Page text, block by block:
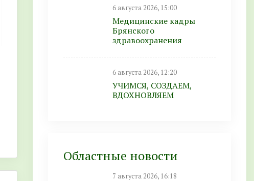
6 августа 2026, 15:00
Медицинские кадры
Брянского
здравоохранения
6 августа 2026, 12:20
УЧИМСЯ, СОЗДАЕМ,
ВДОХНОВЛЯЕМ
Областные новости
7 августа 2026, 16:18